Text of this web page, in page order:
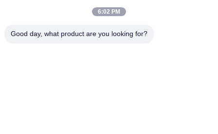
2.5cm 3D Gouden Borduurwerkembleem Keychains
Beeldverhaal
6:02 PM
Good day, what product are you looking for?